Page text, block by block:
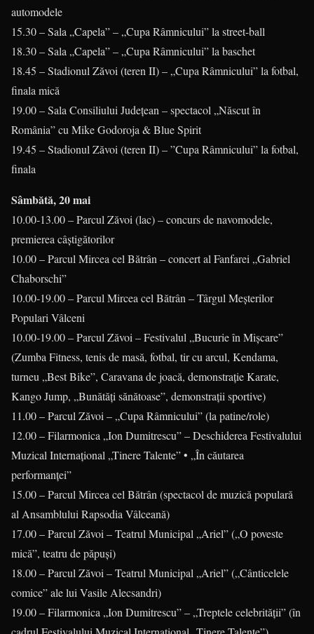
automodele
15.30 – Sala „Capela” – „Cupa Râmnicului” la street-ball
18.30 – Sala „Capela” – „Cupa Râmnicului” la baschet
18.45 – Stadionul Zăvoi (teren II) – „Cupa Râmnicului” la fotbal,
finala mică
19.00 – Sala Consiliului Judeţean – spectacol „Născut în
România” cu Mike Godoroja & Blue Spirit
19.45 – Stadionul Zăvoi (teren II) – ”Cupa Râmnicului” la fotbal,
finala
Sâmbătă, 20 mai
10.00-13.00 – Parcul Zăvoi (lac) – concurs de navomodele,
premierea câştigătorilor
10.00 – Parcul Mircea cel Bătrân – concert al Fanfarei „Gabriel
Chaborschi”
10.00-19.00 – Parcul Mircea cel Bătrân – Târgul Meşterilor
Populari Vâlceni
10.00-19.00 – Parcul Zăvoi – Festivalul „Bucurie în Mişcare”
(Zumba Fitness, tenis de masă, fotbal, tir cu arcul, Kendama,
turneu „Best Bike”, Caravana de joacă, demonstraţie Karate,
Kango Jump, „Bunătăţi sănătoase”, demonstraţii sportive)
11.00 – Parcul Zăvoi – „Cupa Râm­nicului” (la patine/role)
12.00 – Filarmonica „Ion Dumitrescu” – Deschiderea Festivalului
Muzical Internaţional „Tinere Talente” • „În căutarea
performanţei”
15.00 – Parcul Mircea cel Bătrân (spectacol de muzică populară
al Ansamblului Rapsodia Vâlceană)
17.00 – Parcul Zăvoi – Teatrul Municipal „Ariel” („O poveste
mică”, teatru de păpuşi)
18.00 – Parcul Zăvoi – Teatrul Municipal „Ariel” („Cânticelele
comice” ale lui Vasile Alecsandri)
19.00 – Filarmonica „Ion Dumitrescu” – „Treptele celebrităţii” (în